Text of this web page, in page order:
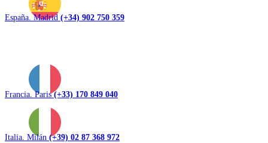
España. Madrid (+34) 902 750 359
Francia. Paris(+33) 170 849 040
Italia. Milán (+39) 02 87 368 972